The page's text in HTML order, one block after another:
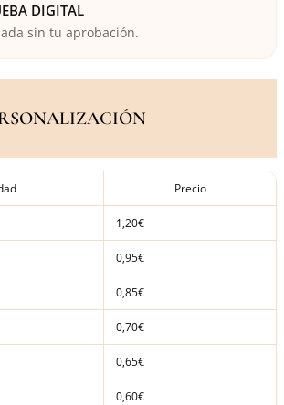
DIGITAL
sin tu aprobación.
Precio
1,20€
0,95€
0,85€
0,70€
0,65€
0,60€